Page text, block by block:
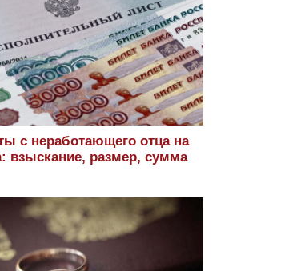
с неработающего отца на
взыскание, размер, сумма